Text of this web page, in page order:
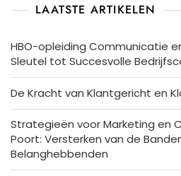
LAATSTE ARTIKELEN
HBO-opleiding Communicatie
Sleutel tot Succesvolle
De Kracht van Klantgericht en
Strategieën voor Marketing en
Poort: Versterken van de
Belanghebbenden